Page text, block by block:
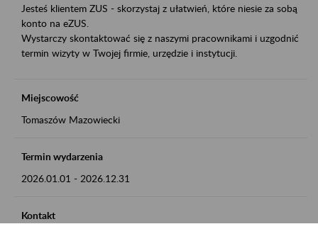
Jesteś klientem ZUS - skorzystaj z ułatwień, które niesie za sobą
konto na eZUS.
Wystarczy skontaktować się z naszymi pracownikami i uzgodnić
termin wizyty w Twojej firmie, urzędzie i instytucji.
Miejscowość
Tomaszów Mazowiecki
Termin wydarzenia
2026.01.01 - 2026.12.31
Kontakt